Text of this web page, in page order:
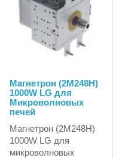
Магнетрон (2M248H)
1000W LG для
Микроволновых
печей
Магнетрон (2M248H)
1000W LG для
микроволновых